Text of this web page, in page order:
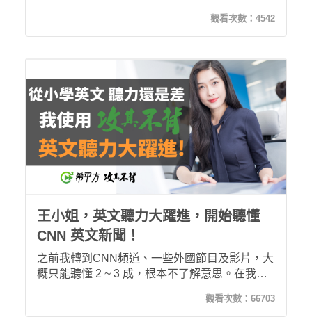
觀看次數： 4542
王小姐，英文聽力大躍進，開始聽懂
CNN 英文新聞！
之前我轉到CNN頻道、一些外國節目及影片，大
概只能聽懂 2 ~ 3 成，根本不了解意思。在我上
出整段完整的句子，就算是新聞頻道也能聽懂 5
~ 6 成，有些 YouTube 短片更是能領略7 ~ 8成，
觀看次數： 66703